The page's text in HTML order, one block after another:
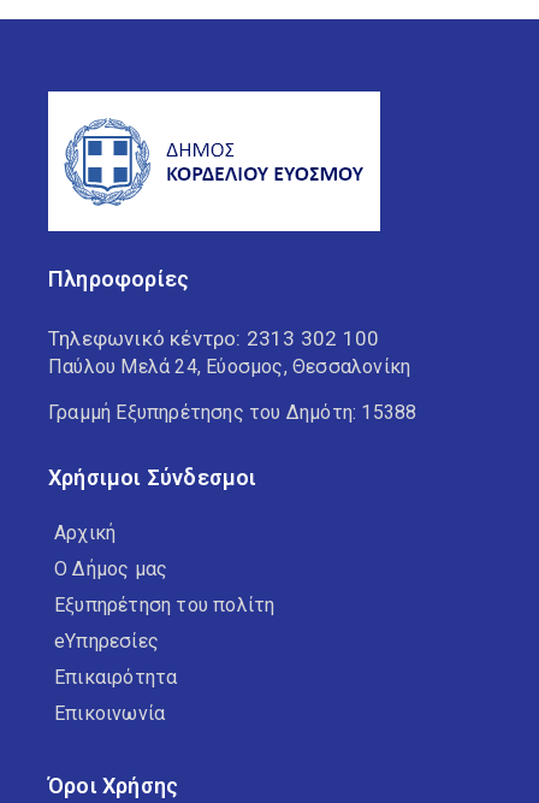
Πληροφορίες
Τηλεφωνικό κέντρο: 2313 302 100
Παύλου Μελά 24, Εύοσμος, Θεσσαλονίκη
Γραμμή Εξυπηρέτησης του Δημότη: 15388
Χρήσιμοι Σύνδεσμοι
Αρχική
Ο Δήμος μας
Εξυπηρέτηση του πολίτη
eΥπηρεσίες
Επικαιρότητα
Επικοινωνία
Όροι Χρήσης